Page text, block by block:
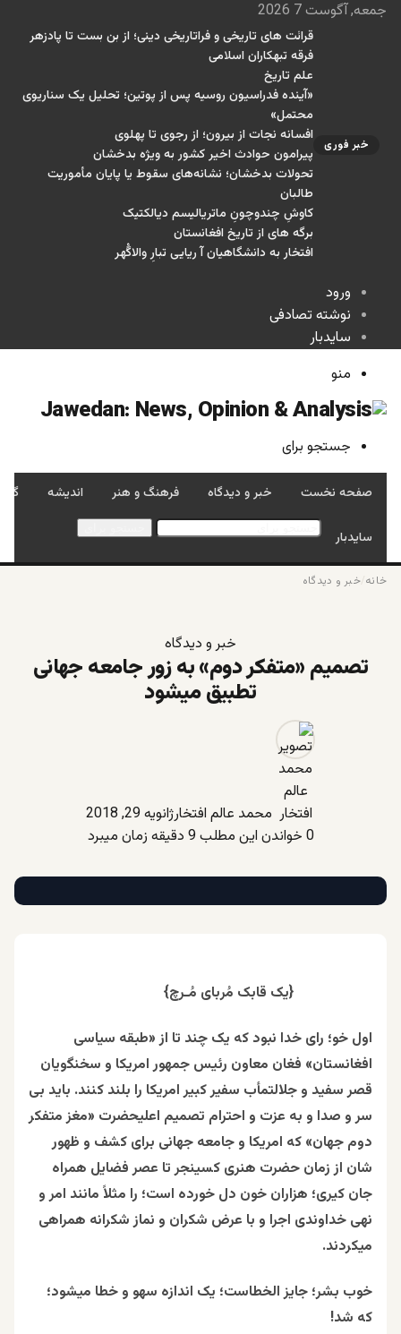
جمعه, آگوست 7 2026
خبر فوری
قرائت های تاریخی و فراتاریخی دینی؛ از بن بست تا پادزهر
فرقه تبهکاران اسلامی
علم تاریخ
«آینده فدراسیون روسیه پس از پوتین؛ تحلیل یک سناریوی
محتمل»
افسانه نجات از بیرون؛ از رجوی تا پهلوی
پیرامون حوادث اخیر کشور به ویژه بدخشان
تحولات بدخشان؛ نشانه‌های سقوط یا پایان مأموریت
طالبان
کاوشِ چندو‌چونِ ماتریالیسم دیالکتیک
برگه های از تاریخ افغانستان
افتخار به دانشگاهیان آ ریایی تبارِ والاگُهر
ورود
نوشته تصادفی
سایدبار
منو
جستجو برای
صفحه نخست خبر و دیدگاه فرهنگ و هنر اندیشه
سایدبار
خانه /خبر و دیدگاه
خبر و دیدگاه
تصمیم «متفکر دوم» به زور جامعه جهانی
تطبیق میشود
محمد عالم افتخارژانویه 29, 2018
0 خواندن این مطلب 9 دقیقه زمان میبرد
{یک قابک مُربای مُـرچ}
اول خو؛ رای خدا نبود که یک چند تا از «طبقه سیاسی
افغانستان» فغان معاون رئیس جمهور امریکا و سخنگویان
قصر سفید و جلالتمأب سفیر کبیر امریکا را بلند کنند. باید بی
سر و صدا و به عزت و احترام تصمیم اعلیحضرت «مغز متفکر
دوم جهان» که امریکا و جامعه جهانی برای کشف و ظهور
شان از زمان حضرت هنری کسینجر تا عصر فضایل همراه
جان کیری؛ هزاران خون دل خورده است؛ را مثلاً مانند امر و
نهی خداوندی اجرا و با عرض شکران و نماز شکرانه همراهی
میکردند.
خوب بشر؛ جایز الخطاست؛ یک اندازه سهو و خطا میشود؛
که شد!